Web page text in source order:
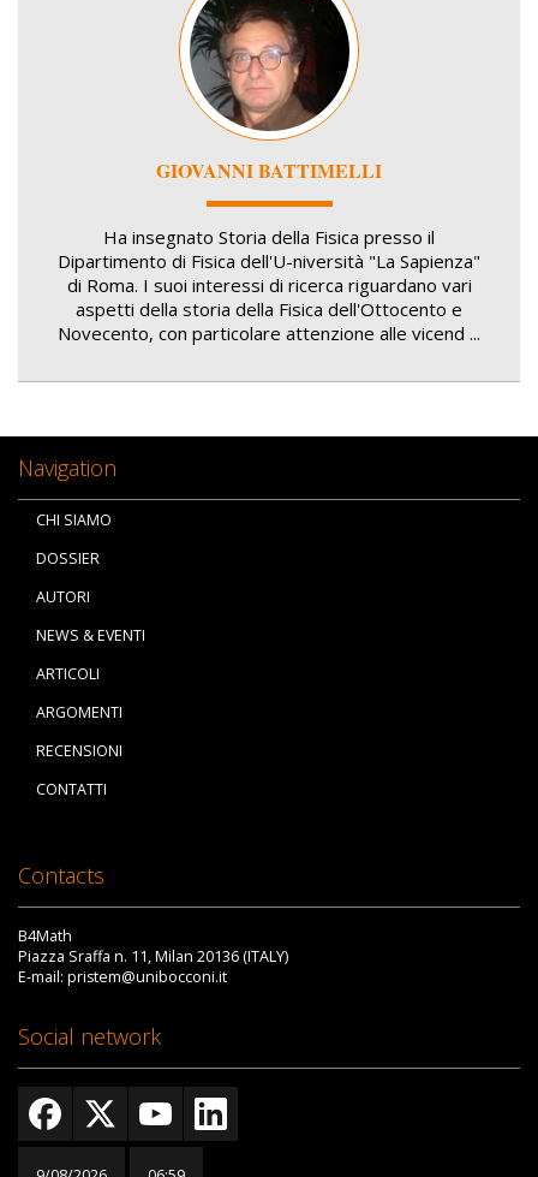
GIOVANNI BATTIMELLI
Ha insegnato Storia della Fisica presso il
Dipartimento di Fisica dell'U-niversità "La Sapienza"
di Roma. I suoi interessi di ricerca riguardano vari
aspetti della storia della Fisica dell'Ottocento e
Novecento, con particolare attenzione alle vicend ...
Navigation
CHI SIAMO
DOSSIER
AUTORI
NEWS & EVENTI
ARTICOLI
ARGOMENTI
RECENSIONI
CONTATTI
Contacts
B4Math
Piazza Sraffa n. 11, Milan 20136 (ITALY)
E-mail: pristem@unibocconi.it
Social network